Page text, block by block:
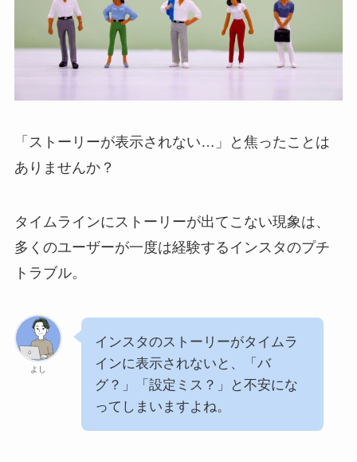
「ストーリーが表示されない…」と焦ったことは
ありませんか？
タイムラインにストーリーが出てこない現象は、
多くのユーザーが一度は経験するインスタのプチ
トラブル。
よし
インスタのストーリーがタイムラ
インに表示されないと、「バ
グ？」「設定ミス？」と不安にな
ってしまいますよね。